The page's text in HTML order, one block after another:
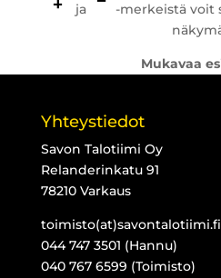
ja
-merkeistä voit
Mukavaa
Yhteystiedot
Savon Talotiimi Oy
Relanderinkatu 91
78210 Varkaus
toimisto(at)savontalotiimi.fi
044 747 3501 (Hannu)
040 767 6599 (Toimisto)